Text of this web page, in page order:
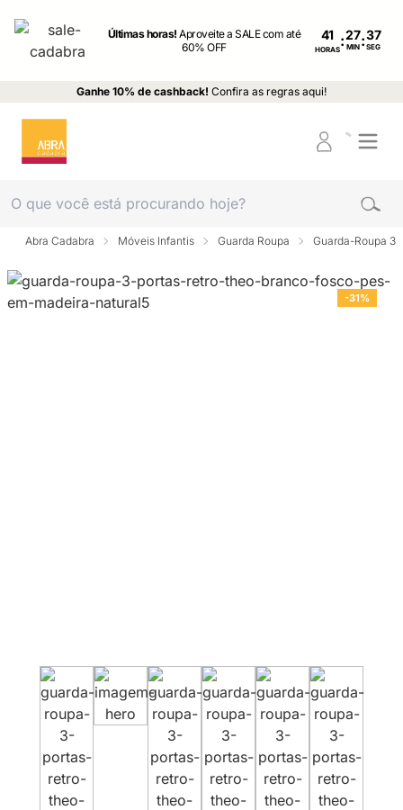
Últimas horas!Aproveite a SALE com até
60% OFF
41
HORAS: MIN : SEG
Ganhe 10% de cashback! Confira as regras aqui!
Abra Cadabra Móveis Infantis Guarda Roupa Guarda-Roupa 3
-31%